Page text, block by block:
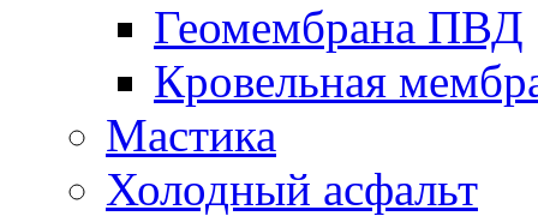
Геомембрана ПВД
Кровельная
Мастика
Холодный асфальт